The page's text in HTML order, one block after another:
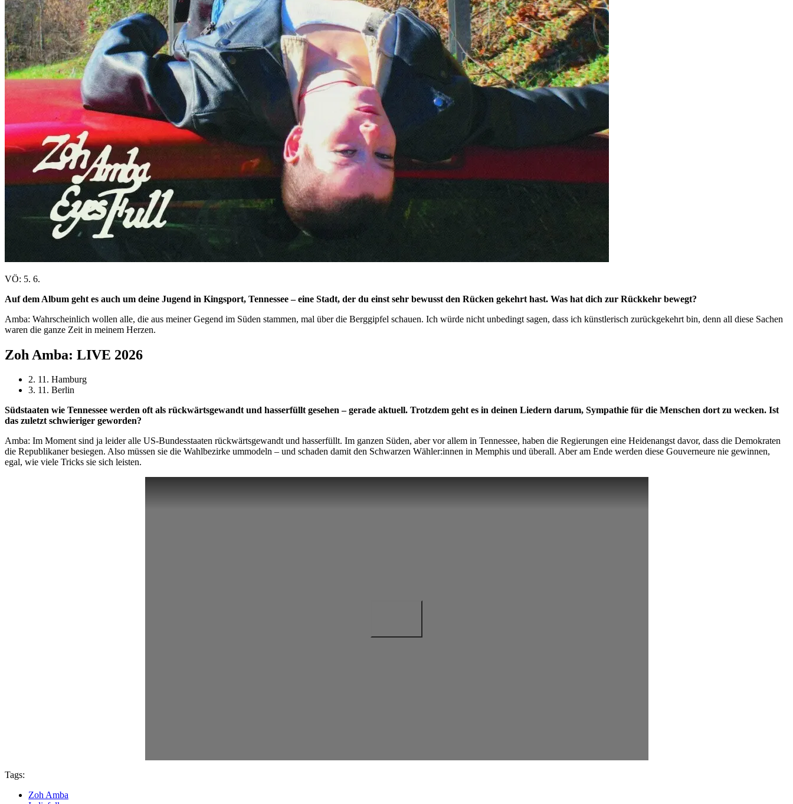
VÖ: 5. 6.
Auf dem Album geht es auch um deine Jugend in Kingsport, Tennessee – eine Stadt, der du einst sehr bewusst den Rücken gekehrt hast. Was hat dich zur Rückkehr bewegt?
Amba: Wahrscheinlich wollen alle, die aus meiner Gegend im Süden stammen, mal über die Berggipfel schauen. Ich würde nicht unbedingt sagen, dass ich künstlerisch zurückgekehrt bin, denn all diese Sachen
waren die ganze Zeit in meinem Herzen.
Zoh Amba: LIVE 2026
2. 11. Hamburg
3. 11. Berlin
Südstaaten wie Tennessee werden oft als rückwärtsgewandt und hasserfüllt gesehen – gerade aktuell. Trotzdem geht es in deinen Liedern darum, Sympathie für die Menschen dort zu wecken. Ist
das zuletzt schwieriger geworden?
Amba: Im Moment sind ja leider alle US-Bundesstaaten rückwärtsgewandt und hasserfüllt. Im ganzen Süden, aber vor allem in Tennessee, haben die Regierungen eine Heidenangst davor, dass die Demokraten
die Republikaner besiegen. Also müssen sie die Wahlbezirke ummodeln – und schaden damit den Schwarzen Wähler:innen in Memphis und überall. Aber am Ende werden diese Gouverneure nie gewinnen,
egal, wie viele Tricks sie sich leisten.
Tags:
Zoh Amba